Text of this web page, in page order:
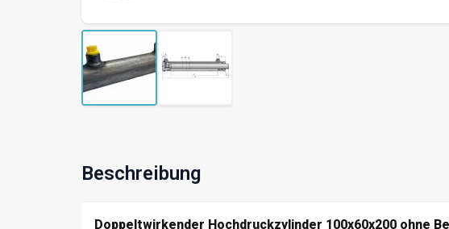
Beschreibung
Doppeltwirkender Hochdruckzylinder 100x60x200 ohne